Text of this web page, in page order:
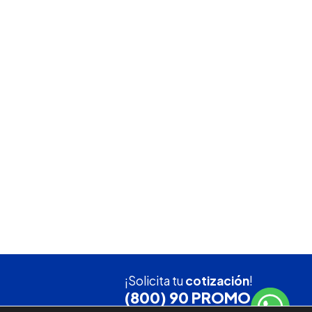
¡Solicita tucotización!
(800) 90 PROMO